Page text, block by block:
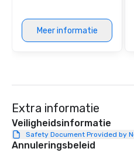
Meer informatie
Extra informatie
Veiligheidsinformatie
Safety Document Provided by
Annuleringsbeleid